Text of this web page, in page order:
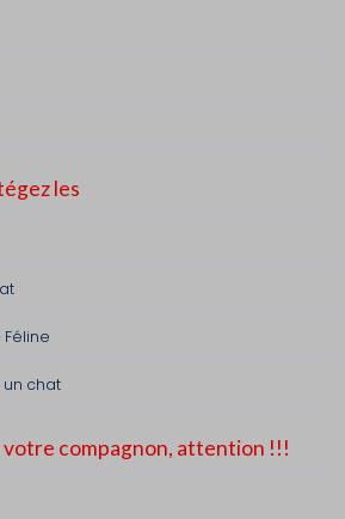
les
un chat
votre compagnon, attention !!!